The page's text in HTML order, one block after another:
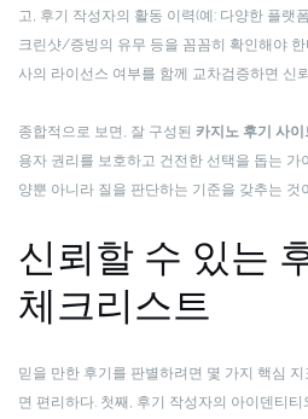
고, 후기 작성자의 활동 이력(예: 다양한 플랫
크린샷/증빙의 유무 등을 꼼꼼히 확인해야
사의 라이선스 여부를 함께 교차검증하면 신
종합적으로 보면, 잘 구성된 카지노 후기 사이
용자 권리를 보호하고 건전한 선택을 돕는 가
양뿐 아니라 질을 판단하는 기준을 갖추는 것
신뢰할 수 있는
체크리스트
믿을 만한 후기를 판별하려면 몇 가지 핵심
면 편리하다. 첫째, 후기 작성자의 아이덴티